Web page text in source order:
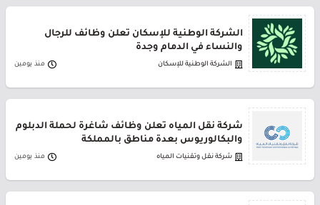
الشركة الوطنية للإسكان تعلن وظائف للرجال
والنساء في الدمام وجدة
الشركة الوطنية للإسكان منذ يومين
شركة نقل المياه تعلن وظائف شاغرة لحملة الدبلوم
والبكالوريوس بعدة مناطق بالمملكة
شركة نقل وتقنيات المياه منذ يومين